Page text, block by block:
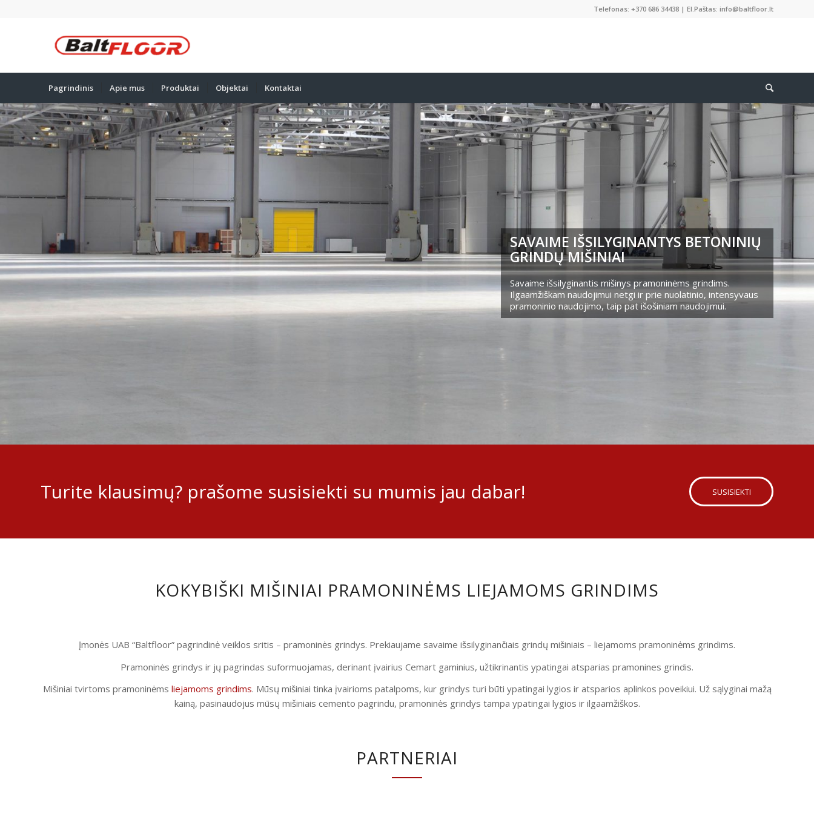
Telefonas: +370 686 34438 | El.Paštas: info@baltfloor.lt
Pagrindinis Apie mus Produktai Objektai Kontaktai
SAVAIME IŠSILYGINANTYS BETONINIŲ
GRINDŲ MIŠINIAI
Savaime išsilyginantis mišinys pramoninėms grindims.
Ilgaamžiškam naudojimui netgi ir prie nuolatinio, intensyvaus
pramoninio naudojimo, taip pat išošiniam naudojimui.
Turite klausimų? prašome susisiekti su mumis jau dabar! SUSISIEKTI
KOKYBIŠKI MIŠINIAI PRAMONINĖMS LIEJAMOMS GRINDIMS
Įmonės UAB “Baltfloor” pagrindinė veiklos sritis – pramoninės grindys. Prekiaujame savaime išsilyginančiais grindų mišiniais – liejamoms pramoninėms grindims.
Pramoninės grindys ir jų pagrindas suformuojamas, derinant įvairius Cemart gaminius, užtikrinantis ypatingai atsparias pramonines grindis.
Mišiniai tvirtoms pramoninėms liejamoms grindims. Mūsų mišiniai tinka įvairioms patalpoms, kur grindys turi būti ypatingai lygios ir atsparios aplinkos poveikiui. Už sąlyginai mažą
kainą, pasinaudojus mūsų mišiniais cemento pagrindu, pramoninės grindys tampa ypatingai lygios ir ilgaamžiškos.
PARTNERIAI